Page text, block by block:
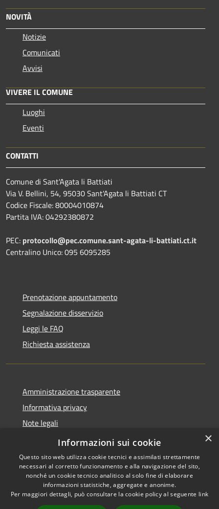
NOVITÀ
Notizie
Comunicati
Avvisi
VIVERE IL COMUNE
Luoghi
Eventi
CONTATTI
Comune di Sant'Agata li Battiati
Via V. Bellini, 54, 95030 Sant'Agata li Battiati CT
Codice Fiscale: 80004010874
Partita IVA: 04292380872
PEC: protocollo@pec.comune.sant-agata-li-battiati.ct.it
Centralino Unico: 095 6095285
Prenotazione appuntamento
Segnalazione disservizio
Leggi le FAQ
Richiesta assistenza
Amministrazione trasparente
Informativa privacy
Note legali
Dichiarazione di accessibilità
Accessibilità
Copyright © 2026 • Comune di
Sant'Agata Li Battiati •
×
Informazioni sui cookie
Questo sito web utilizza cookie tecnici e assimilati strettamente
necessari al corretto funzionamento e alla navigazione del sito,
nonché un cookie tecnico analitico al solo fine di elaborare
informazioni statistiche, aggregate e anonime.
Per maggiori dettagli, può consultare la cookie policy al seguente link